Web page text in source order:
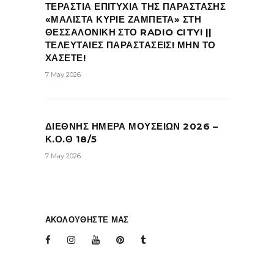
ΤΕΡΑΣΤΙΑ ΕΠΙΤΥΧΙΑ ΤΗΣ ΠΑΡΑΣΤΑΣΗΣ
«ΜΑΛΙΣΤΑ ΚΥΡΙΕ ΖΑΜΠΕΤΑ» ΣΤΗ
ΘΕΣΣΑΛΟΝΙΚΗ ΣΤΟ RADIO CITY! ||
ΤΕΛΕΥΤΑΙΕΣ ΠΑΡΑΣΤΑΣΕΙΣ! ΜΗΝ ΤΟ
ΧΑΣΕΤΕ!
7 May 2026
ΔΙΕΘΝΗΣ ΗΜΕΡΑ ΜΟΥΣΕΙΩΝ 2026 –
Κ.Ο.Θ 18/5
7 May 2026
ΑΚΟΛΟΥΘΗΣΤΕ ΜΑΣ